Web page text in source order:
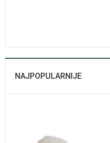
NAJPOPULARNIJE